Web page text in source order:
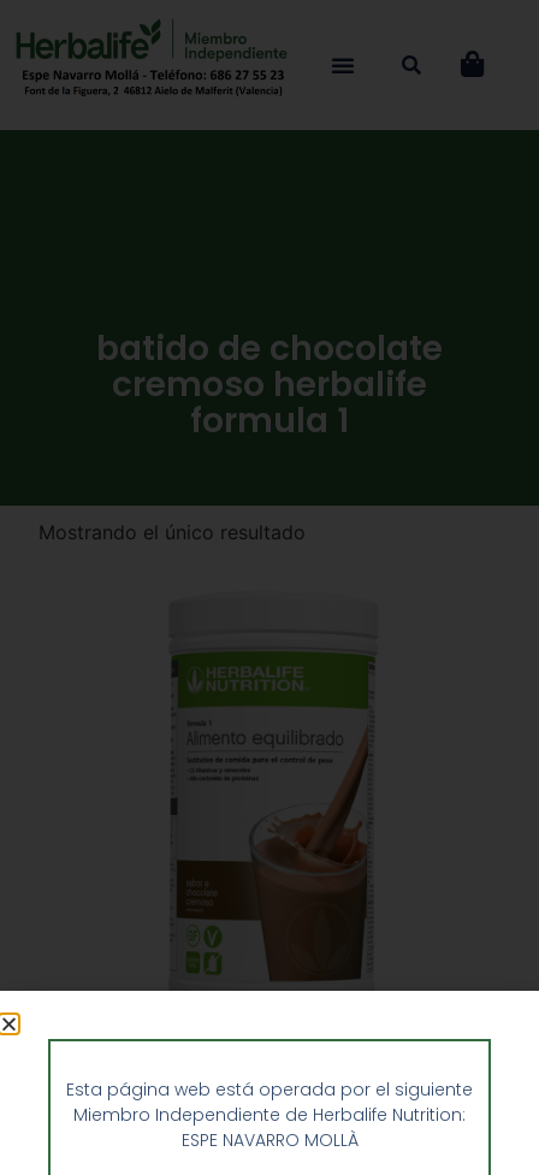
batido de chocolate
cremoso herbalife
formula 1
Mostrando el único resultado
Formula 1 – 550G
55,75€
Esta página web está operada por el siguiente
Miembro Independiente de Herbalife Nutrition:
ESPE NAVARRO MOLLÀ